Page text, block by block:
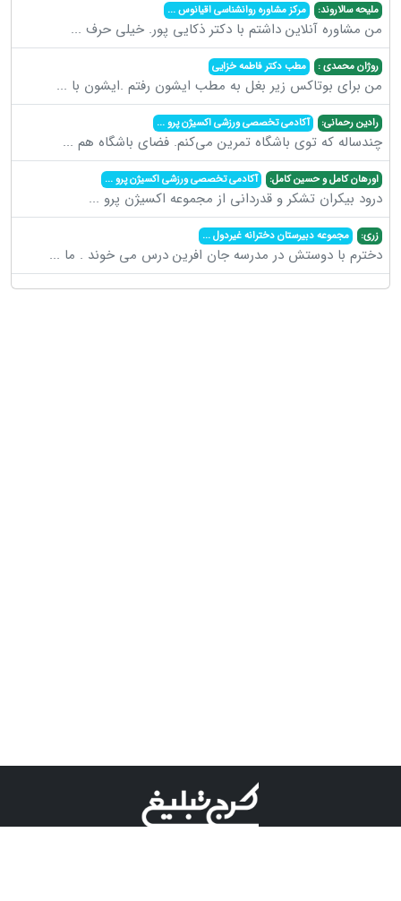
ملیحه سالاروند: مرکز مشاوره روانشناسی اقیانوس...
من مشاوره آنلاین داشتم با دکتر ذکایی پور. خیلی حرف ...
روژان محمدی : مطب دکتر فاطمه خزایی
من برای بوتاکس زیر بغل به مطب ایشون رفتم .ایشون با ...
رادین رحمانی: آکادمی تخصصی ورزشی اکسیژن پرو...
چندساله که توی باشگاه تمرین می‌کنم. فضای باشگاه هم ...
اورهان کامل و حسین کامل: آکادمی تخصصی ورزشی اکسیژن پرو...
درود بیکران تشکر و قدردانی از مجموعه اکسیژن پرو ...
زری: مجموعه دبیرستان دخترانه غیردول...
دخترم با دوستش در مدرسه جان افرین درس می خوند . ما ...